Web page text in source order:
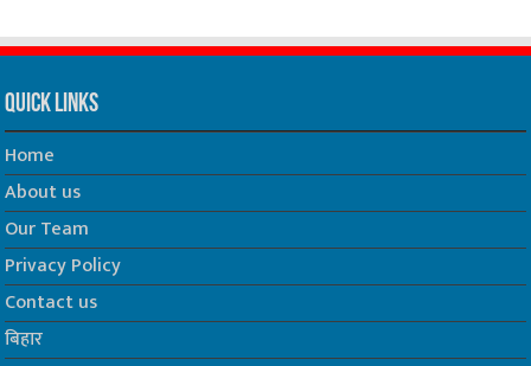
Quick Links
Home
About us
Our Team
Privacy Policy
Contact us
बिहार